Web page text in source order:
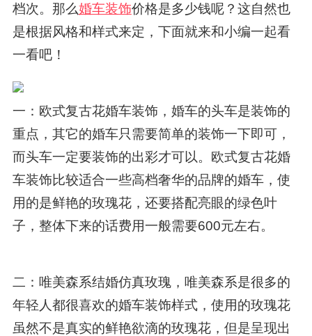
档次。那么婚车装饰价格是多少钱呢？这自然也
是根据风格和样式来定，下面就来和小编一起看
一看吧！
一：欧式复古花婚车装饰，婚车的头车是装饰的
重点，其它的婚车只需要简单的装饰一下即可，
而头车一定要装饰的出彩才可以。欧式复古花婚
车装饰比较适合一些高档奢华的品牌的婚车，使
用的是鲜艳的玫瑰花，还要搭配亮眼的绿色叶
子，整体下来的话费用一般需要600元左右。
二：唯美森系结婚仿真玫瑰，唯美森系是很多的
年轻人都很喜欢的婚车装饰样式，使用的玫瑰花
虽然不是真实的鲜艳欲滴的玫瑰花，但是呈现出